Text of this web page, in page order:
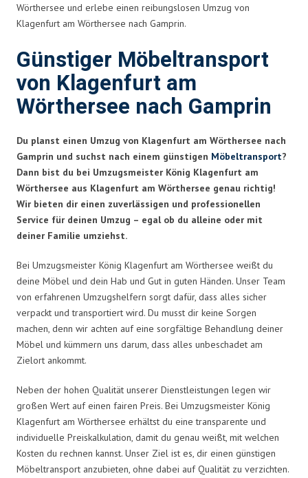
Wörthersee und erlebe einen reibungslosen Umzug von
Klagenfurt am Wörthersee nach Gamprin.
Günstiger Möbeltransport
von Klagenfurt am
Wörthersee nach Gamprin
Du planst einen Umzug von Klagenfurt am Wörthersee nach
Gamprin und suchst nach einem günstigen Möbeltransport?
Dann bist du bei Umzugsmeister König Klagenfurt am
Wörthersee aus Klagenfurt am Wörthersee genau richtig!
Wir bieten dir einen zuverlässigen und professionellen
Service für deinen Umzug – egal ob du alleine oder mit
deiner Familie umziehst.
Bei Umzugsmeister König Klagenfurt am Wörthersee weißt du
deine Möbel und dein Hab und Gut in guten Händen. Unser Team
von erfahrenen Umzugshelfern sorgt dafür, dass alles sicher
verpackt und transportiert wird. Du musst dir keine Sorgen
machen, denn wir achten auf eine sorgfältige Behandlung deiner
Möbel und kümmern uns darum, dass alles unbeschadet am
Zielort ankommt.
Neben der hohen Qualität unserer Dienstleistungen legen wir
großen Wert auf einen fairen Preis. Bei Umzugsmeister König
Klagenfurt am Wörthersee erhältst du eine transparente und
individuelle Preiskalkulation, damit du genau weißt, mit welchen
Kosten du rechnen kannst. Unser Ziel ist es, dir einen günstigen
Möbeltransport anzubieten, ohne dabei auf Qualität zu verzichten.